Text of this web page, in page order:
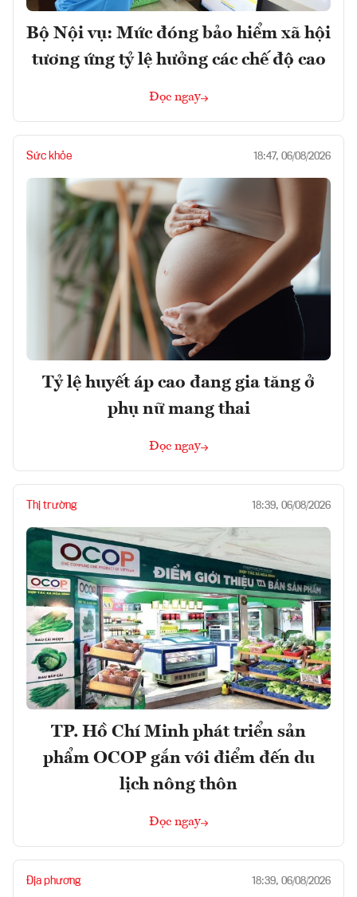
Bộ Nội vụ: Mức đóng bảo hiểm xã hội
tương ứng tỷ lệ hưởng các chế độ cao
Đọc ngay
Sức khỏe 18:47, 06/08/2026
Tỷ lệ huyết áp cao đang gia tăng ở
phụ nữ mang thai
Đọc ngay
Thị trường 18:39, 06/08/2026
TP. Hồ Chí Minh phát triển sản
phẩm OCOP gắn với điểm đến du
lịch nông thôn
Đọc ngay
Địa phương 18:39, 06/08/2026